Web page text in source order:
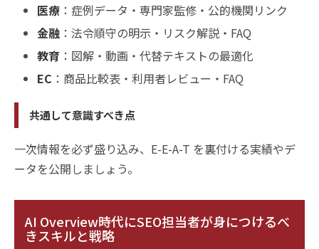
医療 ：症例データ・専門家監修・公的機関リンク
金融 ：法令順守の明示・リスク解説・FAQ
教育 ：図解・動画・代替テキストの最適化
EC ：商品比較表・利用者レビュー・FAQ
共通して意識すべき点
一次情報を必ず盛り込み、E-E-A-T を裏付ける実績やデ
ータを公開しましょう。
AI Overview時代にSEO担当者が身につけるべ
きスキルと戦略